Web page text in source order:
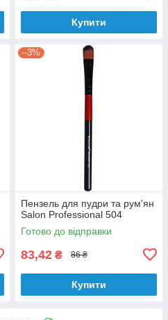
Купити
–3%
Пензель для пудри та рум'ян
Salon Professional 504
Готово до відправки
83,42 ₴ 86 ₴
Купити